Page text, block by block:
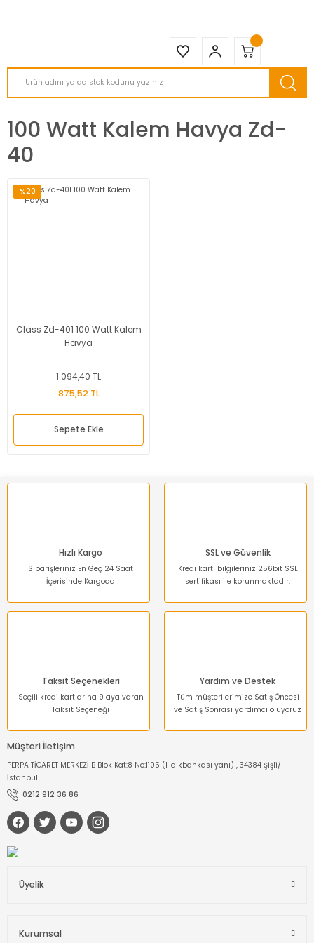
100 Watt Kalem Havya Zd-
40
%20
Class Zd-401 100 Watt Kalem
Havya
1.094,40 TL
875,52 TL
Sepete Ekle
Hızlı Kargo
Siparişleriniz En Geç 24 Saat
İçerisinde Kargoda
SSL ve Güvenlik
Kredi kartı bilgileriniz 256bit SSL
sertifikası ile korunmaktadır.
Taksit Seçenekleri
Seçili kredi kartlarına 9 aya varan
Taksit Seçeneği
Yardım ve Destek
Tüm müşterilerimize Satış Öncesi
ve Satış Sonrası yardımcı oluyoruz
Müşteri İletişim
PERPA TİCARET MERKEZİ B Blok Kat:8 No:1105 (Halkbankası yanı) , 34384 Şişli/
İstanbul
0212 912 36 86
Üyelik
Kurumsal